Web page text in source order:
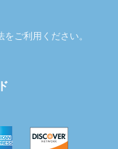
ご利用ください。